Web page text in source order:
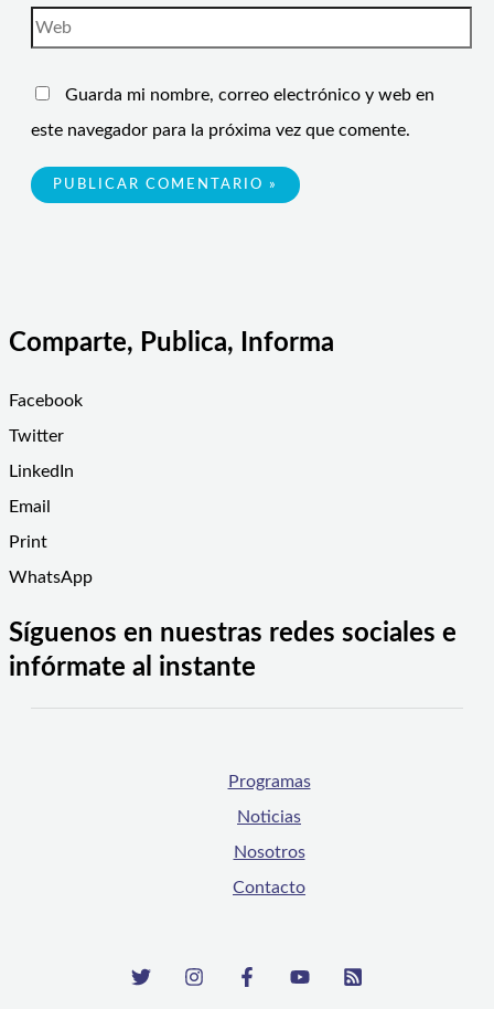
Guarda mi nombre, correo electrónico y web en
este navegador para la próxima vez que comente.
Comparte, Publica, Informa
Facebook
Twitter
LinkedIn
Email
Print
WhatsApp
Síguenos en nuestras redes sociales e
infórmate al instante
Programas
Noticias
Nosotros
Contacto